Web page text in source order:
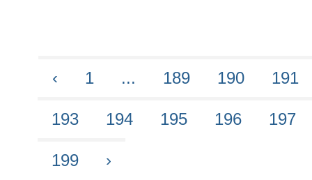
‹ 1 ... 189 190 191
193 194 195 196 197
199 ›